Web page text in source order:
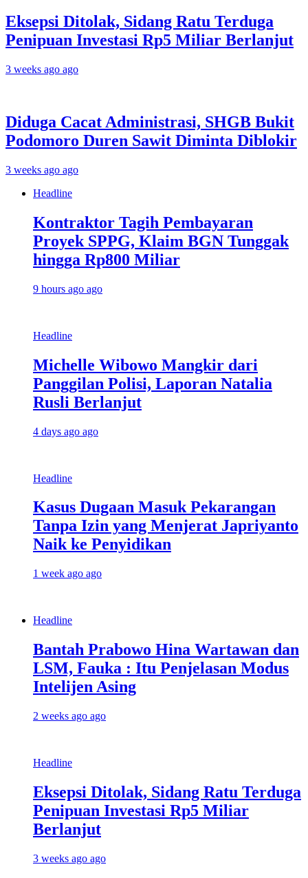
Eksepsi Ditolak, Sidang Ratu Terduga
Penipuan Investasi Rp5 Miliar Berlanjut
3 weeks ago ago
Diduga Cacat Administrasi, SHGB Bukit
Podomoro Duren Sawit Diminta Diblokir
3 weeks ago ago
Headline
Kontraktor Tagih Pembayaran
Proyek SPPG, Klaim BGN Tunggak
hingga Rp800 Miliar
9 hours ago ago
Headline
Michelle Wibowo Mangkir dari
Panggilan Polisi, Laporan Natalia
Rusli Berlanjut
4 days ago ago
Headline
Kasus Dugaan Masuk Pekarangan
Tanpa Izin yang Menjerat Japriyanto
Naik ke Penyidikan
1 week ago ago
Headline
Bantah Prabowo Hina Wartawan dan
LSM, Fauka : Itu Penjelasan Modus
Intelijen Asing
2 weeks ago ago
Headline
Eksepsi Ditolak, Sidang Ratu Terduga
Penipuan Investasi Rp5 Miliar
Berlanjut
3 weeks ago ago